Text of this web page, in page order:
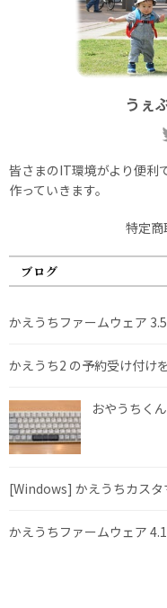
うぇ
皆さまのIT環境がより便利
作っていきます。
特定
ブログ
かえうちファームウェア
かえうち2 の予約受け付け
おやうちく
[Windows] かえうちカスタ
かえうちファームウェア